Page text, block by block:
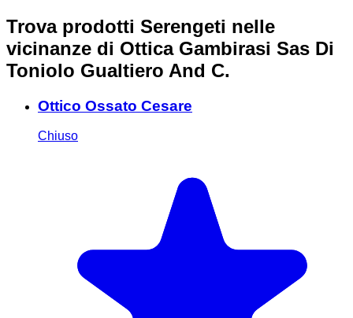
Trova prodotti Serengeti nelle
vicinanze di Ottica Gambirasi Sas Di
Toniolo Gualtiero And C.
Ottico Ossato Cesare
Chiuso